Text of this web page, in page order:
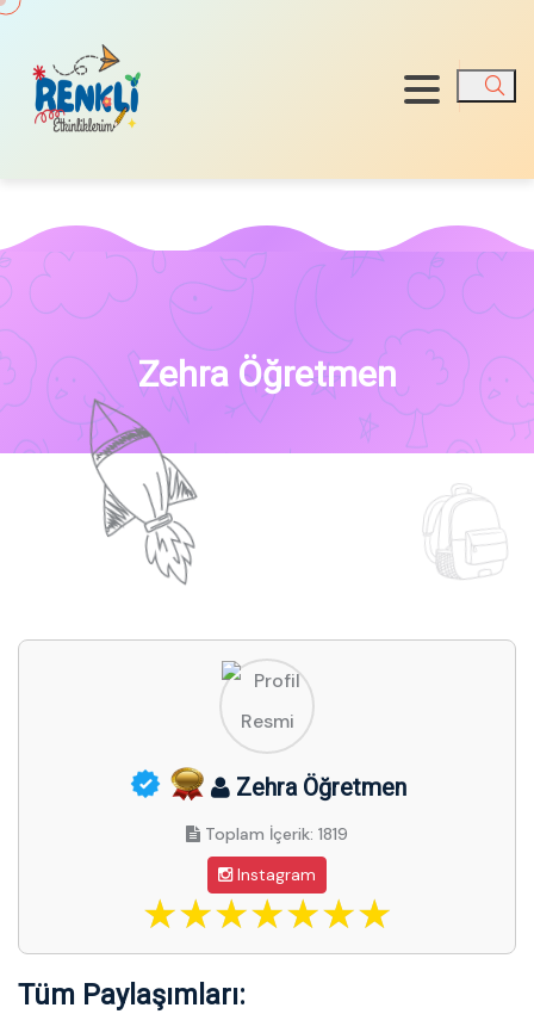
Ara
Zehra Öğretmen
Zehra Öğretmen
Toplam İçerik: 1819
Instagram
Tüm Paylaşımları: